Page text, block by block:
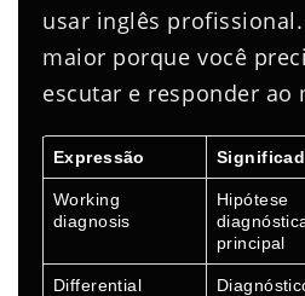
usar inglês
maior porque você
escutar e responder ao
Expressão
Working
diagnosis
Hipótese
principal
Differential